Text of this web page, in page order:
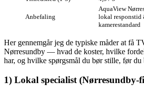
Anbefaling
AquaView
lokal responstid
kamerestandard
Her gennemgår jeg de typiske måder at få
Nørresundby — hvad de koster, hvilke
har, og hvilke spørgsmål du bør stille, før du
1) Lokal specialist